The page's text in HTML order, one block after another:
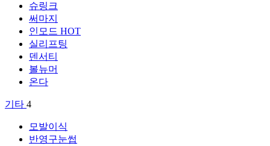
슈링크
써마지
인모드 HOT
실리프팅
덴서티
볼뉴머
온다
기타 4
모발이식
반영구눈썹